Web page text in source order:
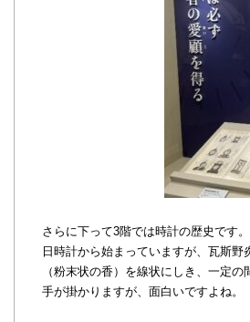
さらに下って3階では時計の歴史です。
日時計から始まっていますが、瓦斯
（粉末状の香）を線状にしき、一定
手が掛かりますが、面白いですよね。